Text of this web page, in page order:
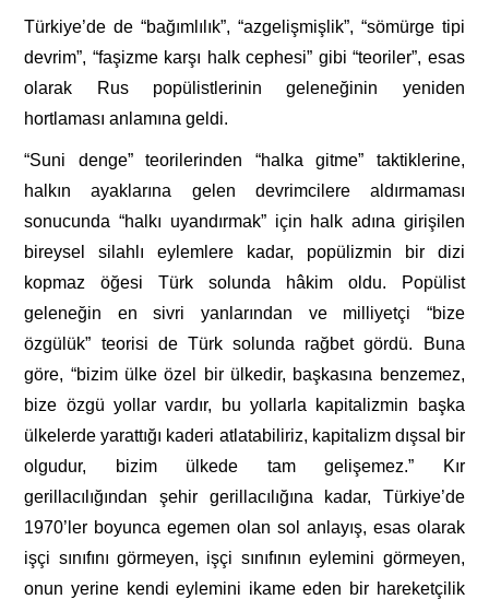
Türkiye’de de “bağımlılık”, “azgelişmişlik”, “sömürge tipi
devrim”, “faşizme karşı halk cephesi” gibi “teoriler”, esas
olarak Rus popülistlerinin geleneğinin yeniden
hortlaması anlamına geldi.
“Suni denge” teorilerinden “halka gitme” taktiklerine,
halkın ayaklarına gelen devrimcilere aldırmaması
sonucunda “halkı uyandırmak” için halk adına girişilen
bireysel silahlı eylemlere kadar, popülizmin bir dizi
kopmaz öğesi Türk solunda hâkim oldu. Popülist
geleneğin en sivri yanlarından ve milliyetçi “bize
özgülük” teorisi de Türk solunda rağbet gördü. Buna
göre, “bizim ülke özel bir ülkedir, başkasına benzemez,
bize özgü yollar vardır, bu yollarla kapitalizmin başka
ülkelerde yarattığı kaderi atlatabiliriz, kapitalizm dışsal bir
olgudur, bizim ülkede tam gelişemez.” Kır
gerillacılığından şehir gerillacılığına kadar, Türkiye’de
1970’ler boyunca egemen olan sol anlayış, esas olarak
işçi sınıfını görmeyen, işçi sınıfının eylemini görmeyen,
onun yerine kendi eylemini ikame eden bir hareketçilik